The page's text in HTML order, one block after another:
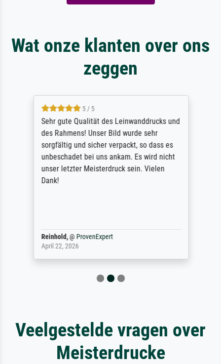
Wat onze klanten over ons
zeggen
5 / 5
Sehr gute Qualität des Leinwanddrucks und
des Rahmens! Unser Bild wurde sehr
sorgfältig und sicher verpackt, so dass es
unbeschadet bei uns ankam. Es wird nicht
unser letzter Meisterdruck sein. Vielen
Dank!
Reinhold,@ ProvenExpert
April 22, 2026
Veelgestelde vragen over
Meisterdrucke